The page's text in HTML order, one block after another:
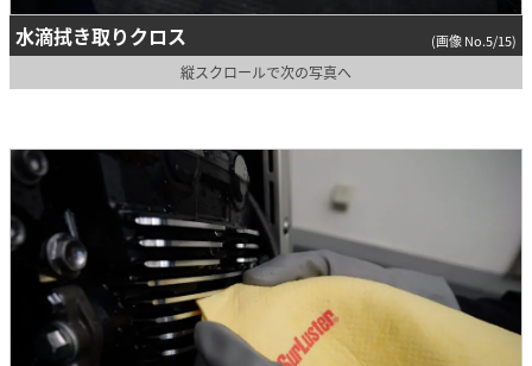
水滴拭き取りクロス (画像 No.5/15)
縦スクロールで次の写真へ